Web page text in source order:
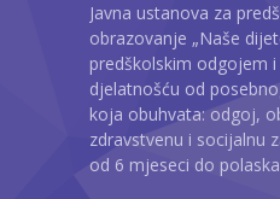
Javna ustanova za
obrazovanje „Naše
predškolskim odgojem
djelatnošću od
koja obuhvata: odgoj,
zdravstvenu i socijalnu
od 6 mjeseci do